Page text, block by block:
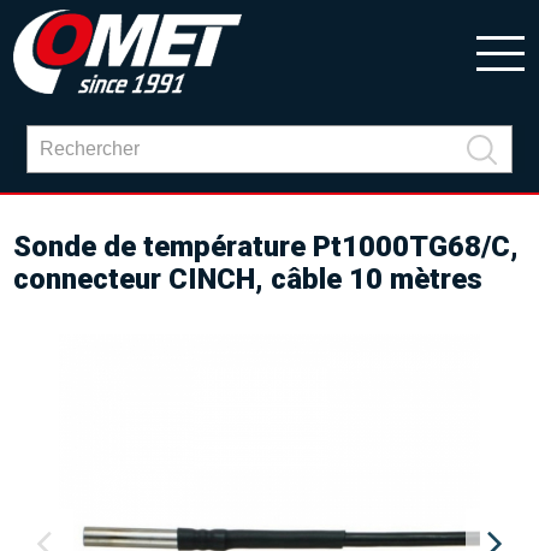
Sonde de température Pt1000TG68/C,
connecteur CINCH, câble 10 mètres